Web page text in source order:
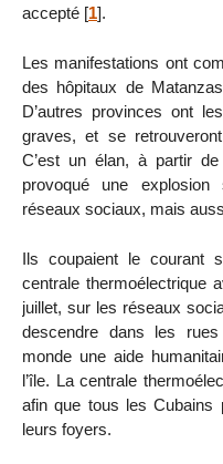
accepté [1].
Les manifestations ont
des hôpitaux de
D’autres provinces ont
graves, et se
C’est un élan, à partir
provoqué une
réseaux sociaux, mais
Ils coupaient le courant
centrale thermoélectrique
juillet, sur les réseaux
descendre dans les
monde une aide
l’île. La centrale
afin que tous les Cubains
leurs foyers.